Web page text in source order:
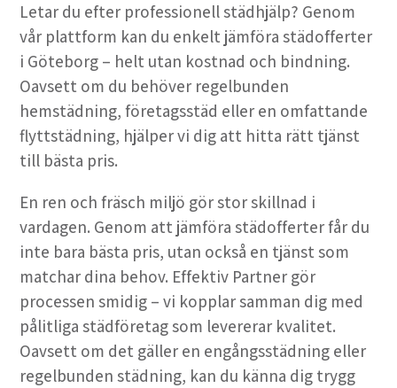
Letar du efter professionell städhjälp? Genom
vår plattform kan du enkelt jämföra städofferter
i Göteborg – helt utan kostnad och bindning.
Oavsett om du behöver regelbunden
hemstädning, företagsstäd eller en omfattande
flyttstädning, hjälper vi dig att hitta rätt tjänst
till bästa pris.
En ren och fräsch miljö gör stor skillnad i
vardagen. Genom att jämföra städofferter får du
inte bara bästa pris, utan också en tjänst som
matchar dina behov. Effektiv Partner gör
processen smidig – vi kopplar samman dig med
pålitliga städföretag som levererar kvalitet.
Oavsett om det gäller en engångsstädning eller
regelbunden städning, kan du känna dig trygg